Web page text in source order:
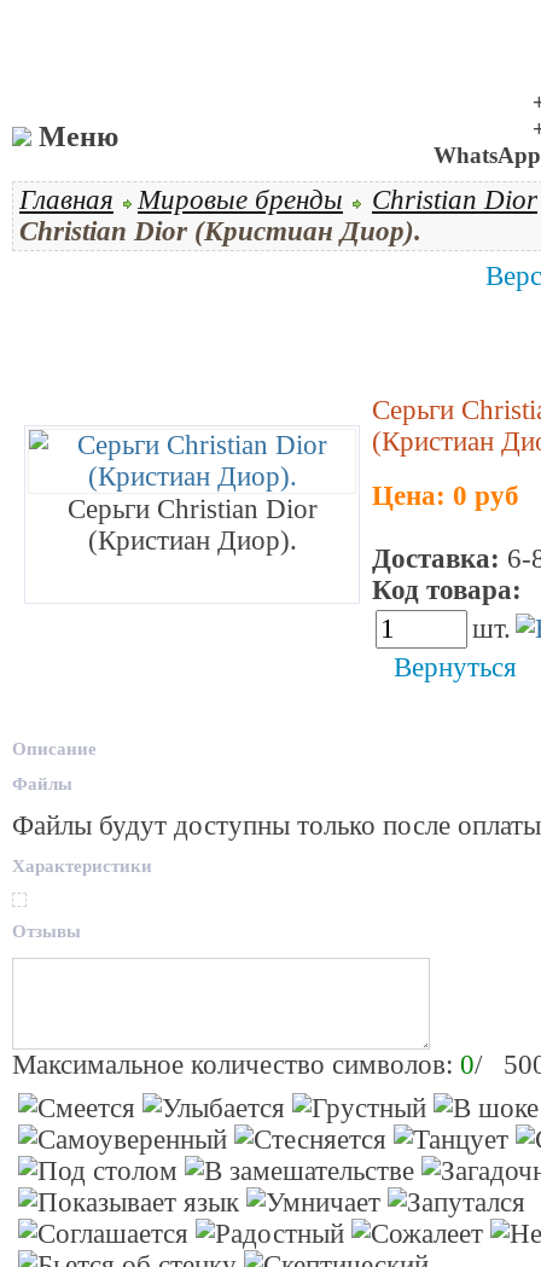
Меню
Главная Мировые бренды
Christian Dior
Christian Dior (Кристиан Диор).
Серьги Christian Dior
(Кристиан Диор).
Серьги
(Кристиан
Цена: 0 руб
Доставка: 6-
Код товара:
шт.
Вернуться
Описание
Файлы
Файлы будут доступны только после оплаты
Характеристики
Отзывы
Максимальное количество символов: 0/